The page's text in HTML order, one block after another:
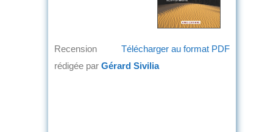
Télécharger au format PDF
Recension
rédigée par Gérard Sivilia